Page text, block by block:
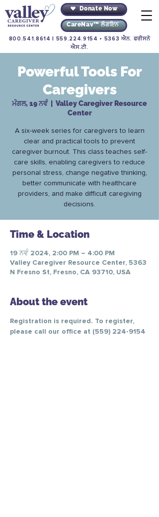
Donate Now
CareNav™ ਲੌਗਇਨ
800.541.8614 559.224.9154 • 5363 ਐਨ. ਫਰੀਸਨੋ
ਐਸ.ਟੀ.
Powerful Tools For
Caregivers
ਮੰਗਲ, 19 ਨਵੰ
  |
Valley Caregiver Resource
Center
A six-week series for caregivers to learn
clear and practical tools to prevent
caregiver burnout. This class teaches self-
care skills, enabling caregivers to reduce
personal stress, change negative thinking,
better communicate with healthcare
providers, and make difficult caregiving
decisions.
Time & Location
19 ਨਵੰ 2024, 2:00 PM – 4:00 PM
Valley Caregiver Resource Center, 5363
N Fresno St, Fresno, CA 93710, USA
About the event
Registration is required. To register,
please call our office at (559) 224-9154